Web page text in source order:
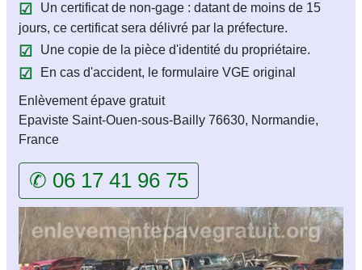
Un certificat de non-gage : datant de moins de 15
jours, ce certificat sera délivré par la préfecture.
Une copie de la pièce d'identité du propriétaire.
En cas d'accident, le formulaire VGE original
Enlèvement épave gratuit
Epaviste Saint-Ouen-sous-Bailly 76630, Normandie,
France
✆ 06 17 41 96 75